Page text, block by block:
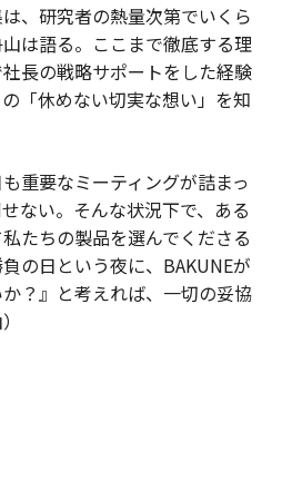
、研究者の熱量次第でいくら
は語る。ここまで徹底する理
長の戦略サポートをした経験
「休めない切実な想い」を知
重要なミーティングが詰まっ
ない。そんな状況下で、ある
たちの製品を選んでくださる
の日という夜に、BAKUNEが
？』と考えれば、一切の妥協